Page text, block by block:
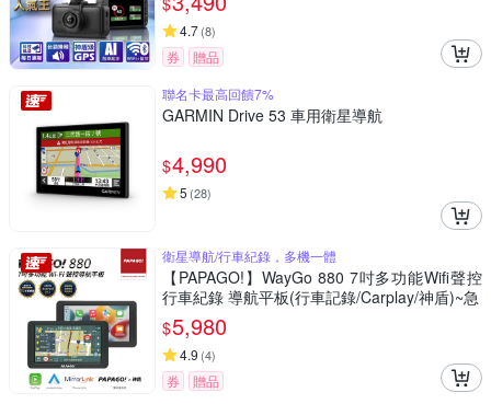
4.7(8)
券
贈品
聯名卡最高回饋7%
GARMIN Drive 53 車用衛星導航
$4,990
5 (28)
衛星導航/行車紀錄，多機一體
【PAPAGO!】WayGo 880 7吋多功能Wifi聲控
行車紀錄 導航平板(行車記錄/Carplay/神盾)~急
$5,980
4.9 (4)
券
贈品